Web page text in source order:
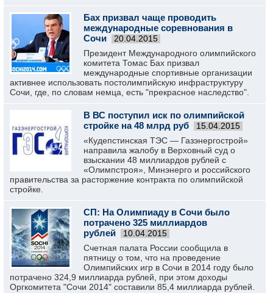
Бах призвал чаще проводить
международные соревнования в
Сочи
20.04.2015
Президент Международного олимпийского
комитета Томас Бах призвал
международные спортивные организации
активнее использовать постолимпийскую инфраструктуру
Сочи, где, по словам немца, есть "прекрасное наследство".
В ВС поступил иск по олимпийской
стройке на 48 млрд руб
15.04.2015
«Кудепстинская ТЭС — Газэнергострой»
направила жалобу в Верховный суд о
взыскании 48 миллиардов рублей с
«Олимпстроя», Минэнерго и российского
правительства за расторжение контракта по олимпийской
стройке.
СП: На Олимпиаду в Сочи было
потрачено 325 миллиардов
рублей
10.04.2015
Счетная палата России сообщила в
пятницу о том, что на проведение
Олимпийских игр в Сочи в 2014 году было
потрачено 324,9 миллиарда рублей, при этом доходы
Оргкомитета "Сочи 2014" составили 85,4 миллиарда рублей.